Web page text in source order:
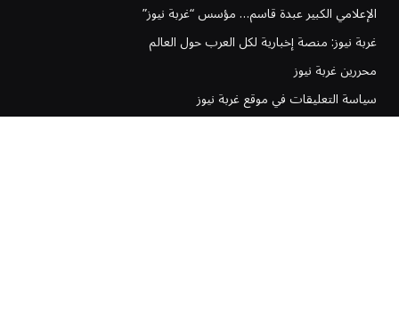
الإعلامي الكبير عبدة قاسم… مؤسس “غربة نيوز”
غربة نيوز: منصة إخبارية لكل العرب حول العالم
محررين غربة نيوز
سياسة التعليقات في موقع غربة نيوز